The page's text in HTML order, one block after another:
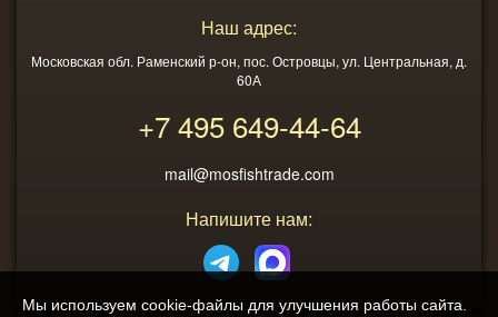
Наш адрес:
Московская обл. Раменский р-он, пос. Островцы, ул. Центральная, д.
60А
+7 495649-44-64
mail@mosfishtrade.com
Напишите нам:
Мы используем cookie-файлы для улучшения работы сайта.